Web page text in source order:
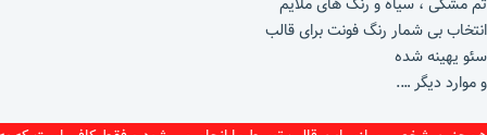
انتخاب بی شمار رنگ فونت برای قالب
سئو یهینه شده
و موارد دیگر ….